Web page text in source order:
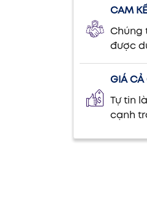
CAM
Chúng
được
GIÁ CẢ
Tự tin
cạnh